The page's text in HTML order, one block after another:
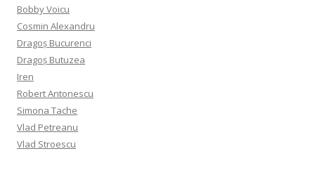
Bobby Voicu
Cosmin Alexandru
Dragoș Bucurenci
Dragoș Butuzea
Iren
Robert Antonescu
Simona Tache
Vlad Petreanu
Vlad Stroescu